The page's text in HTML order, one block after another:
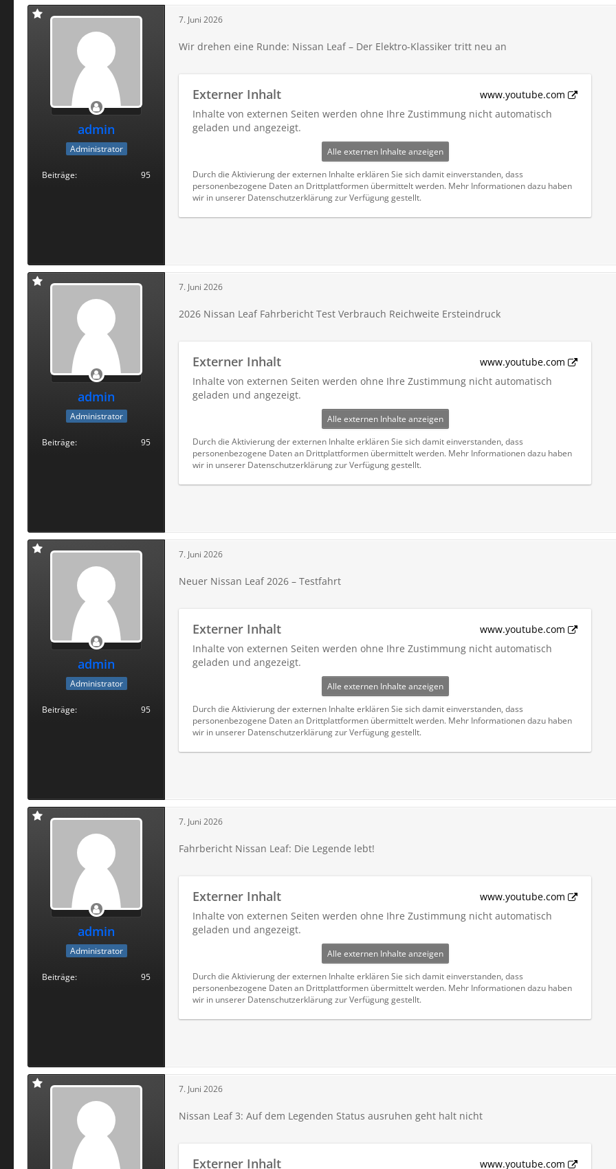
admin
Administrator
Beiträge 95
7. Juni 2026
Wir drehen eine Runde: Nissan Leaf – Der Elektro-Klassiker tritt neu an
Externer Inhalt
www.youtube.com
Inhalte von externen Seiten werden ohne Ihre Zustimmung nicht automatisch
geladen und angezeigt.
Alle externen Inhalte anzeigen
Durch die Aktivierung der externen Inhalte erklären Sie sich damit einverstanden, dass
personenbezogene Daten an Drittplattformen übermittelt werden. Mehr Informationen dazu haben
wir in unserer Datenschutzerklärung zur Verfügung gestellt.
admin
Administrator
Beiträge 95
7. Juni 2026
2026 Nissan Leaf Fahrbericht Test Verbrauch Reichweite Ersteindruck
Externer Inhalt
www.youtube.com
Inhalte von externen Seiten werden ohne Ihre Zustimmung nicht automatisch
geladen und angezeigt.
Alle externen Inhalte anzeigen
Durch die Aktivierung der externen Inhalte erklären Sie sich damit einverstanden, dass
personenbezogene Daten an Drittplattformen übermittelt werden. Mehr Informationen dazu haben
wir in unserer Datenschutzerklärung zur Verfügung gestellt.
admin
Administrator
Beiträge 95
7. Juni 2026
Neuer Nissan Leaf 2026 – Testfahrt
Externer Inhalt
www.youtube.com
Inhalte von externen Seiten werden ohne Ihre Zustimmung nicht automatisch
geladen und angezeigt.
Alle externen Inhalte anzeigen
Durch die Aktivierung der externen Inhalte erklären Sie sich damit einverstanden, dass
personenbezogene Daten an Drittplattformen übermittelt werden. Mehr Informationen dazu haben
wir in unserer Datenschutzerklärung zur Verfügung gestellt.
admin
Administrator
Beiträge 95
7. Juni 2026
Fahrbericht Nissan Leaf: Die Legende lebt!
Externer Inhalt
www.youtube.com
Inhalte von externen Seiten werden ohne Ihre Zustimmung nicht automatisch
geladen und angezeigt.
Alle externen Inhalte anzeigen
Durch die Aktivierung der externen Inhalte erklären Sie sich damit einverstanden, dass
personenbezogene Daten an Drittplattformen übermittelt werden. Mehr Informationen dazu haben
wir in unserer Datenschutzerklärung zur Verfügung gestellt.
7. Juni 2026
Nissan Leaf 3: Auf dem Legenden Status ausruhen geht halt nicht
Externer Inhalt www.youtube.com